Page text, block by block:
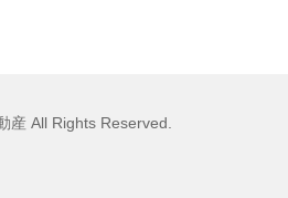
産 All Rights Reserved.